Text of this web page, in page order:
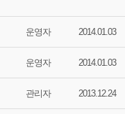
운영자 2014.01.03
운영자 2014.01.03
관리자 2013.12.24